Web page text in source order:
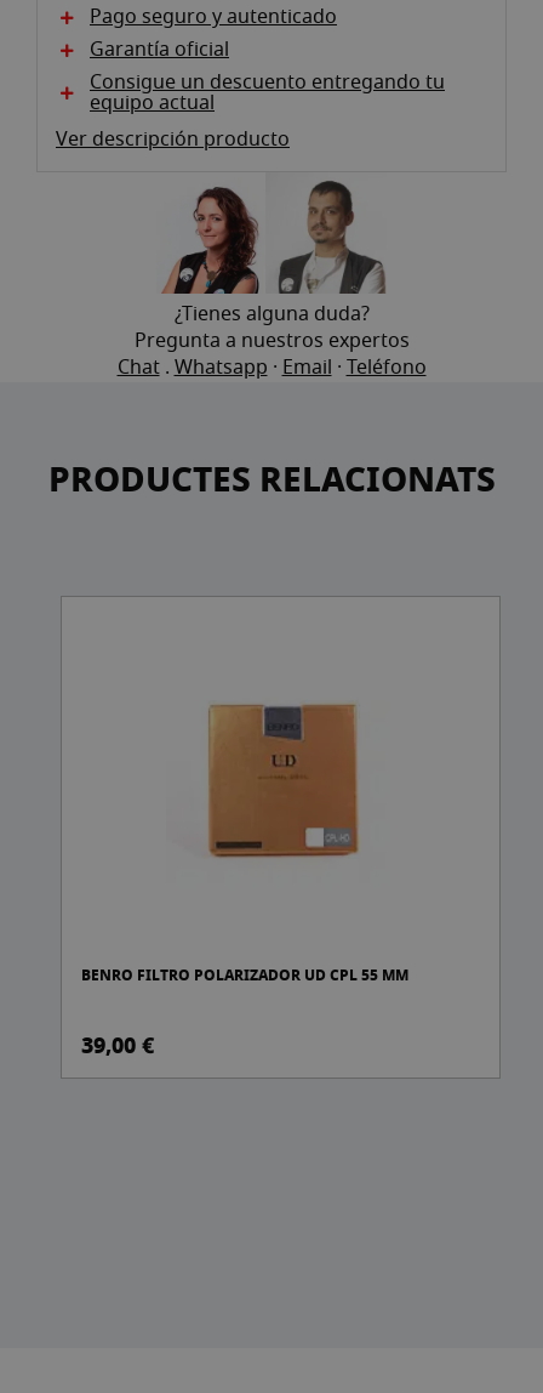
Pago seguro y autenticado
Garantía oficial
Consigue un descuento entregando tu
equipo actual
Ver descripción producto
¿Tienes alguna duda?
Pregunta a nuestros expertos
Chat.Whatsapp ·Email ·Teléfono
PRODUCTES RELACIONATS
BENRO FILTRO POLARIZADOR UD CPL 55 MM
39,00 €